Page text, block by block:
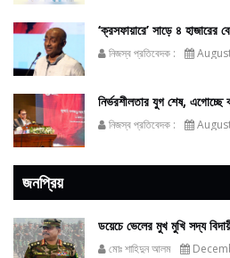
‘ক্রসফায়ারে’ সাড়ে ৪ হাজারের
নিজস্ব প্রতিবেদক :
নির্ভরশীলতার যুগ শেষ, এগোচ্ছে
নিজস্ব প্রতিবেদক :
জনপ্রিয়
ডয়েচে ভেলের মুখ মুখি সদ্য
মোঃ শাহিদুন আলম